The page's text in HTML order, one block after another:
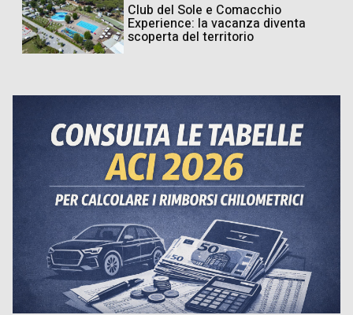
Club del Sole e Comacchio
Experience: la vacanza diventa
scoperta del territorio